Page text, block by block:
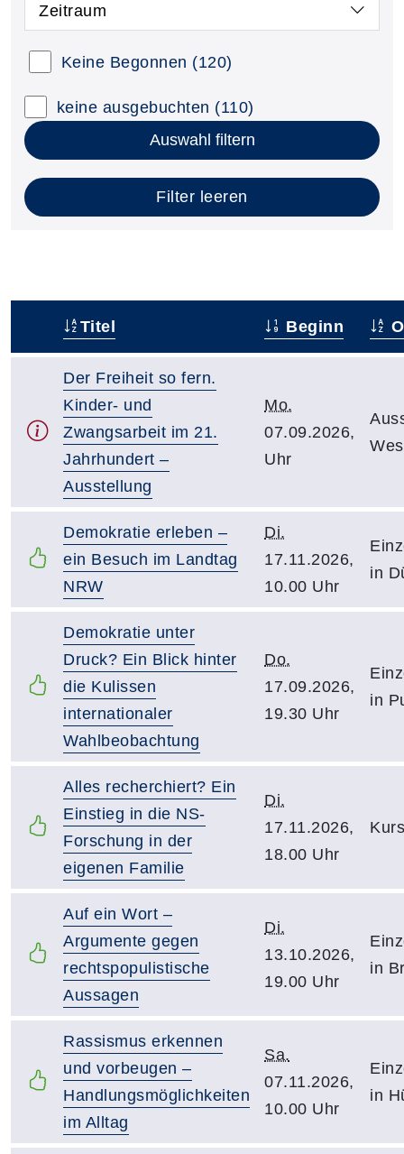
Zeitraum
Keine Begonnen (120)
keine ausgebuchten (110)
Auswahl filtern
Filter leeren
Titel Beginn
Der Freiheit so fern.
Kinder- und
Zwangsarbeit im 21.
Jahrhundert –
Ausstellung
Mo.
07.09.2026,
Uhr
Demokratie erleben –
ein Besuch im Landtag
NRW
Di.
17.11.2026,
10.00 Uhr
in
Demokratie unter
Druck? Ein Blick hinter
die Kulissen
internationaler
Wahlbeobachtung
Do.
17.09.2026,
19.30 Uhr
in
Alles recherchiert? Ein
Einstieg in die NS-
Forschung in der
eigenen Familie
Di.
17.11.2026,
18.00 Uhr
Auf ein Wort –
Argumente gegen
rechtspopulistische
Aussagen
Di.
13.10.2026,
19.00 Uhr
in
Rassismus erkennen
und vorbeugen –
Handlungsmöglichkeiten
im Alltag
Sa.
07.11.2026,
10.00 Uhr
in